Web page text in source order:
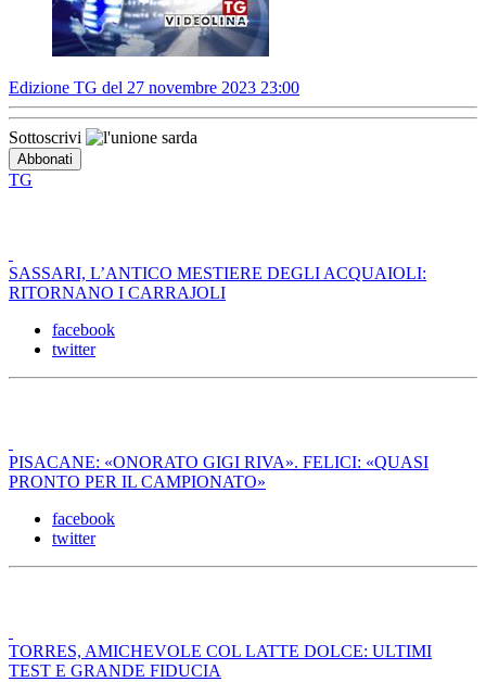
Edizione TG del 27 novembre 2023 23:00
Sottoscrivi
TG
SASSARI, L’ANTICO MESTIERE DEGLI ACQUAIOLI:
RITORNANO I CARRAJOLI
facebook
twitter
PISACANE: «ONORATO GIGI RIVA». FELICI: «QUASI
PRONTO PER IL CAMPIONATO»
facebook
twitter
TORRES, AMICHEVOLE COL LATTE DOLCE: ULTIMI
TEST E GRANDE FIDUCIA